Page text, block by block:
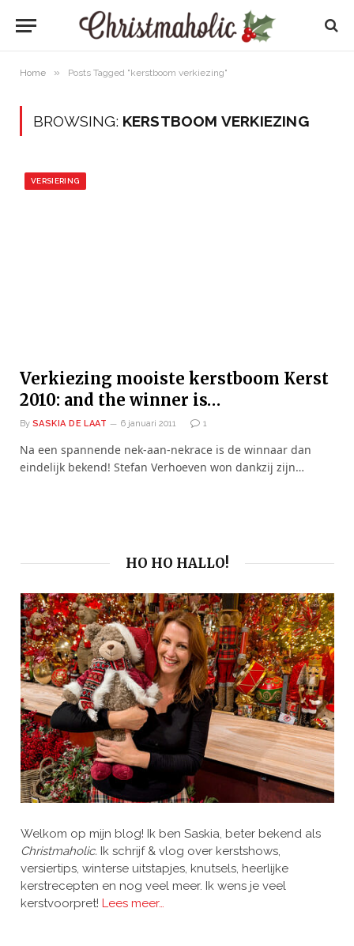
Home » Posts Tagged "kerstboom verkiezing"
BROWSING: KERSTBOOM VERKIEZING
VERSIERING
Verkiezing mooiste kerstboom Kerst
2010: and the winner is…
By SASKIA DE LAAT 6 januari 2011 1
Na een spannende nek-aan-nekrace is de winnaar dan
eindelijk bekend! Stefan Verhoeven won dankzij zijn…
HO HO HALLO!
Welkom op mijn blog! Ik ben Saskia, beter bekend als
Christmaholic. Ik schrijf & vlog over kerstshows,
versiertips, winterse uitstapjes, knutsels, heerlijke
kerstrecepten en nog veel meer. Ik wens je veel
kerstvoorpret! Lees meer…